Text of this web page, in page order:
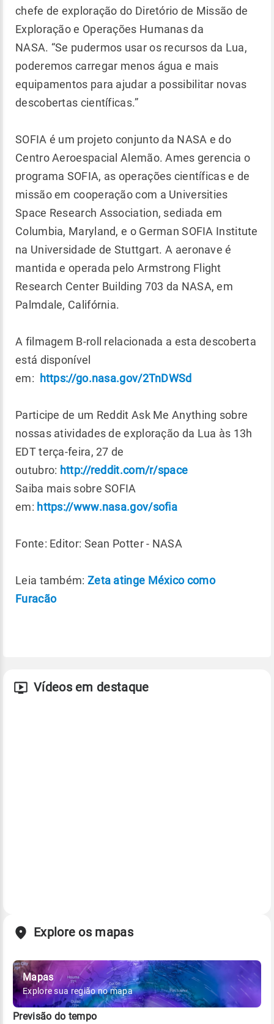
chefe de exploração do Diretório de Missão de
Exploração e Operações Humanas da
NASA. “Se pudermos usar os recursos da Lua,
poderemos carregar menos água e mais
equipamentos para ajudar a possibilitar novas
descobertas científicas.”
SOFIA é um projeto conjunto da NASA e do
Centro Aeroespacial Alemão. Ames gerencia o
programa SOFIA, as operações científicas e de
missão em cooperação com a Universities
Space Research Association, sediada em
Columbia, Maryland, e o German SOFIA Institute
na Universidade de Stuttgart. A aeronave é
mantida e operada pelo Armstrong Flight
Research Center Building 703 da NASA, em
Palmdale, Califórnia.
A filmagem B-roll relacionada a esta descoberta
está disponível
em:
https://go.nasa.gov/2TnDWSd
Participe de um Reddit Ask Me Anything sobre
nossas atividades de exploração da Lua às 13h
EDT terça-feira, 27 de
outubro: http://reddit.com/r/space
Saiba mais sobre SOFIA
em: https://www.nasa.gov/sofia
Fonte: Editor: Sean Potter - NASA
Leia também: Zeta atinge México como
Furacão
Vídeos em destaque
Explore os mapas
Mapas
Explore sua região no mapa
Previsão do tempo